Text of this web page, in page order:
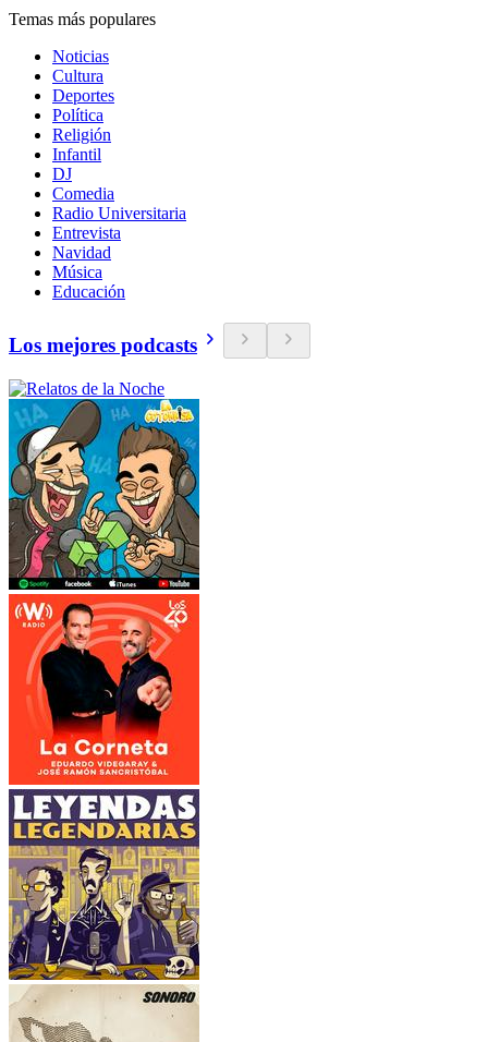
Temas más populares
Noticias
Cultura
Deportes
Política
Religión
Infantil
DJ
Comedia
Radio Universitaria
Entrevista
Navidad
Música
Educación
Los mejores podcasts